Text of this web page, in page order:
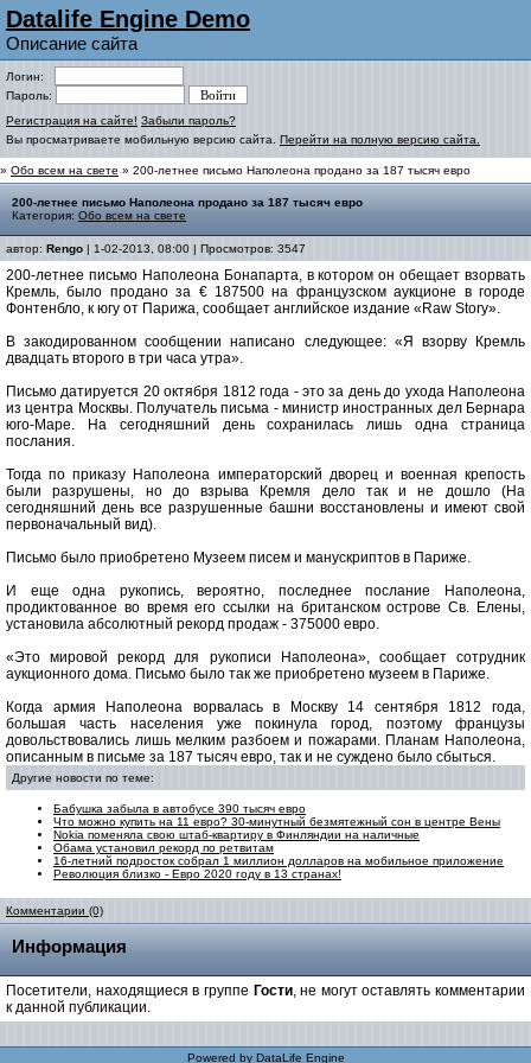
Datalife Engine Demo
Описание сайта
Логин:
Пароль:
Регистрация на сайте! Забыли пароль?
Вы просматриваете мобильную версию сайта. Перейти на полную версию сайта.
» Обо всем на свете » 200-летнее письмо Наполеона продано за 187 тысяч евро
200-летнее письмо Наполеона продано за 187 тысяч евро
Категория: Обо всем на свете
автор: Rengo | 1-02-2013, 08:00 | Просмотров: 3547
200-летнее письмо Наполеона Бонапарта, в котором он обещает взорвать
Кремль, было продано за € 187500 на французском аукционе в городе
Фонтенбло, к югу от Парижа, сообщает английское издание «Raw Story».
В закодированном сообщении написано следующее: «Я взорву Кремль
двадцать второго в три часа утра».
Письмо датируется 20 октября 1812 года - это за день до ухода Наполеона
из центра Москвы. Получатель письма - министр иностранных дел Бернара
юго-Маре. На сегодняшний день сохранилась лишь одна страница
послания.
Тогда по приказу Наполеона императорский дворец и военная крепость
были разрушены, но до взрыва Кремля дело так и не дошло (На
сегодняшний день все разрушенные башни восстановлены и имеют свой
первоначальный вид).
Письмо было приобретено Музеем писем и манускриптов в Париже.
И еще одна рукопись, вероятно, последнее послание Наполеона,
продиктованное во время его ссылки на британском острове Св. Елены,
установила абсолютный рекорд продаж - 375000 евро.
«Это мировой рекорд для рукописи Наполеона», сообщает сотрудник
аукционного дома. Письмо было так же приобретено музеем в Париже.
Когда армия Наполеона ворвалась в Москву 14 сентября 1812 года,
большая часть населения уже покинула город, поэтому французы
довольствовались лишь мелким разбоем и пожарами. Планам Наполеона,
описанным в письме за 187 тысяч евро, так и не суждено было сбыться.
Другие новости по теме:
Бабушка забыла в автобусе 390 тысяч евро
Что можно купить на 11 евро? 30-минутный безмятежный сон в центре Вены
Nokia поменяла свою штаб-квартиру в Финляндии на наличные
Обама установил рекорд по ретвитам
16-летний подросток собрал 1 миллион долларов на мобильное приложение
Революция близко - Евро 2020 году в 13 странах!
Комментарии (0)
Информация
Посетители, находящиеся в группе Гости, не могут оставлять комментарии
к данной публикации.
Powered by DataLife Engine